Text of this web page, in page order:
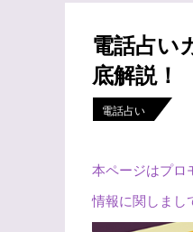
電話占い
底解説！
電話占い
本ページはプロ
情報に関しまし